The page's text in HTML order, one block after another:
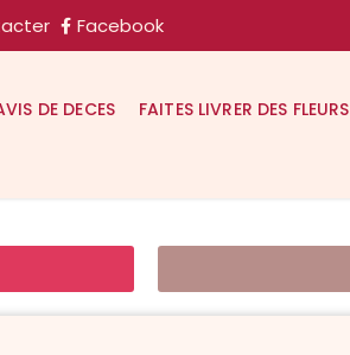
Facebook
DE DECES FAITES LIVRER DES FLEURS